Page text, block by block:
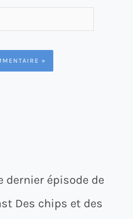
dernier épisode de
Des chips et des